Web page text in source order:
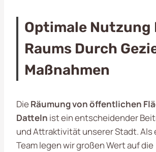
Optimale Nutzung
Raums Durch
Maßnahmen
DieRäumung von öffentlichen
Datteln ist ein entscheidender
und Attraktivität unserer Stadt. Als
Team legen wir großen Wert auf die